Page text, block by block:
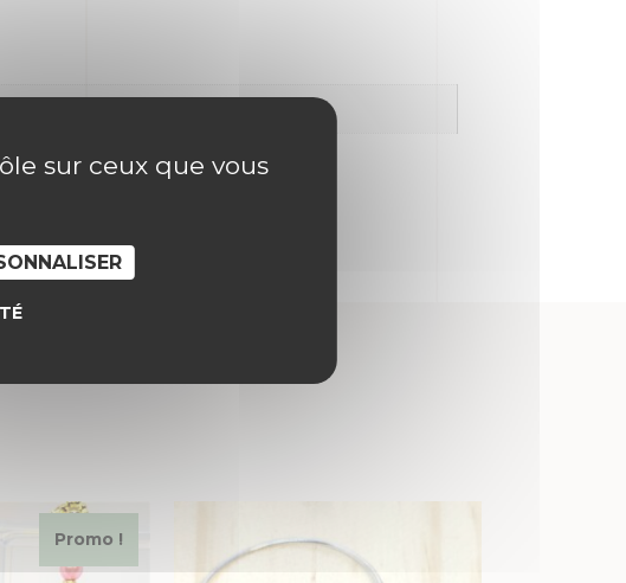
Promo !
sur ceux que vous